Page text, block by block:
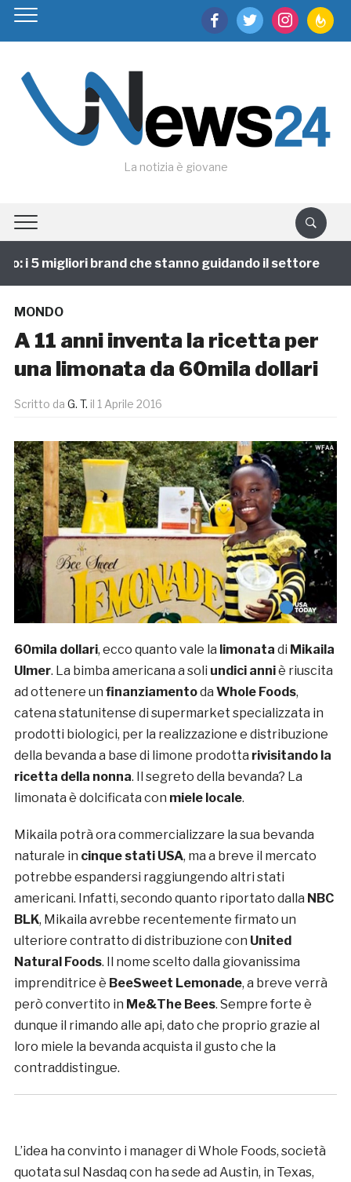
facebooktwitter instagram
La notizia è giovane
i 5 migliori brand che stanno guidando il settore
MONDO
A 11 anni inventa la ricetta per
una limonata da 60mila dollari
Scritto da G. T. il 1 Aprile 2016
60mila dollari, ecco quanto vale la limonata di Mikaila
Ulmer. La bimba americana a soli undici anniè riuscita
ad ottenere un finanziamentoda Whole Foods,
catena statunitense di supermarket specializzata in
prodotti biologici, per la realizzazione e distribuzione
della bevanda a base di limone prodotta rivisitando la
ricetta della nonna. Il segreto della bevanda? La
limonata è dolcificata con miele locale.
Mikaila potrà ora commercializzare la sua bevanda
naturale in cinque stati USA, ma a breve il mercato
potrebbe espandersi raggiungendo altri stati
americani. Infatti, secondo quanto riportato dalla NBC
BLK, Mikaila avrebbe recentemente firmato un
ulteriore contratto di distribuzione con United
Natural Foods. Il nome scelto dalla giovanissima
imprenditrice è BeeSweet Lemonade, a breve verrà
però convertito in Me&The Bees. Sempre forte è
dunque il rimando alle api, dato che proprio grazie al
loro miele la bevanda acquista il gusto che la
contraddistingue.
L’idea ha convinto i manager di Whole Foods, società
quotata sul Nasdaq con ha sede ad Austin, in Texas,